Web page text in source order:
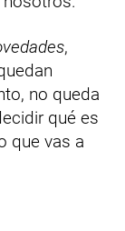
,
no queda
qué es
que vas a